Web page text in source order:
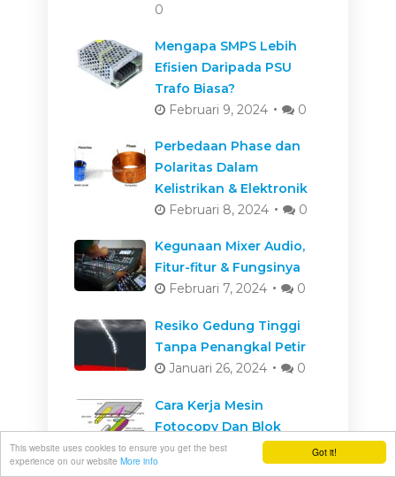
Got it!
This website uses cookies to ensure you get the best
experience on our website More info
0
Mengapa SMPS Lebih
Efisien Daripada PSU
Trafo Biasa?
Februari 9, 2024
0
Perbedaan Phase dan
Polaritas Dalam
Kelistrikan & Elektronik
Februari 8, 2024
0
Kegunaan Mixer Audio,
Fitur-fitur & Fungsinya
Februari 7, 2024
0
Resiko Gedung Tinggi
Tanpa Penangkal Petir
Januari 26, 2024
0
Cara Kerja Mesin
Fotocopy Dan Blok
Mesinnya
Januari 26, 2024
0